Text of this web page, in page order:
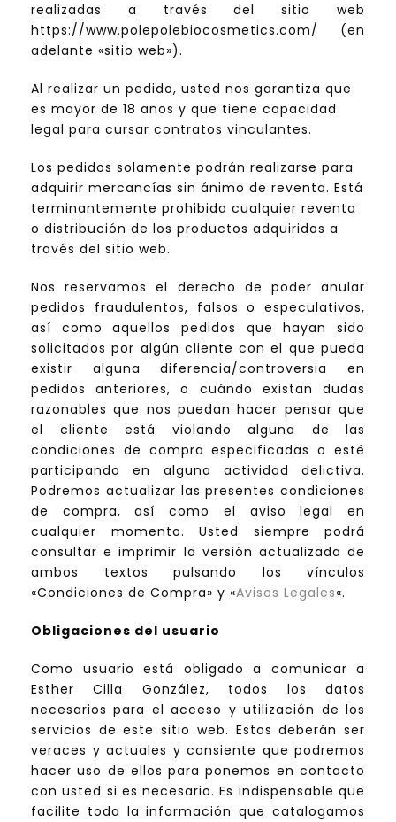
realizadas a través del sitio web
https://www.polepolebiocosmetics.com/ (en
adelante «sitio web»).
Al realizar un pedido, usted nos garantiza que
es mayor de 18 años y que tiene capacidad
legal para cursar contratos vinculantes.
Los pedidos solamente podrán realizarse para
adquirir mercancías sin ánimo de reventa. Está
terminantemente prohibida cualquier reventa
o distribución de los productos adquiridos a
través del sitio web.
Nos reservamos el derecho de poder anular
pedidos fraudulentos, falsos o especulativos,
así como aquellos pedidos que hayan sido
solicitados por algún cliente con el que pueda
existir alguna diferencia/controversia en
pedidos anteriores, o cuándo existan dudas
razonables que nos puedan hacer pensar que
el cliente está violando alguna de las
condiciones de compra especificadas o esté
participando en alguna actividad delictiva.
Podremos actualizar las presentes condiciones
de compra, así como el aviso legal en
cualquier momento. Usted siempre podrá
consultar e imprimir la versión actualizada de
ambos textos pulsando los vínculos
«Condiciones de Compra» y «Avisos Legales«.
Obligaciones del usuario
Como usuario está obligado a comunicar a
Esther Cilla González, todos los datos
necesarios para el acceso y utilización de los
servicios de este sitio web. Estos deberán ser
veraces y actuales y consiente que podremos
hacer uso de ellos para ponemos en contacto
con usted si es necesario. Es indispensable que
facilite toda la información que catalogamos